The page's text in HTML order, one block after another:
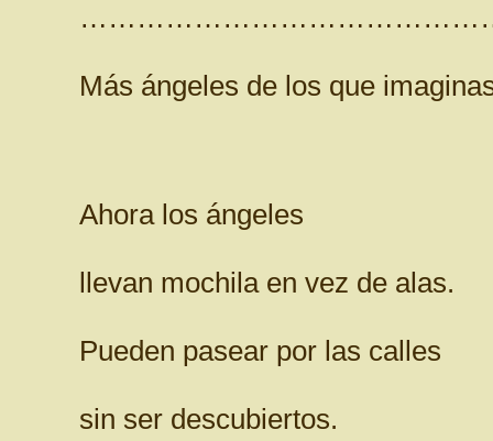
Más ángeles de los que
Ahora los ángeles
llevan mochila en vez de alas.
Pueden pasear por las calles
sin ser descubiertos.